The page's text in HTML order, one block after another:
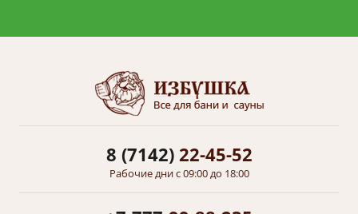
8 (7142)22-45-52
Рабочие дни с 09:00 до 18:00